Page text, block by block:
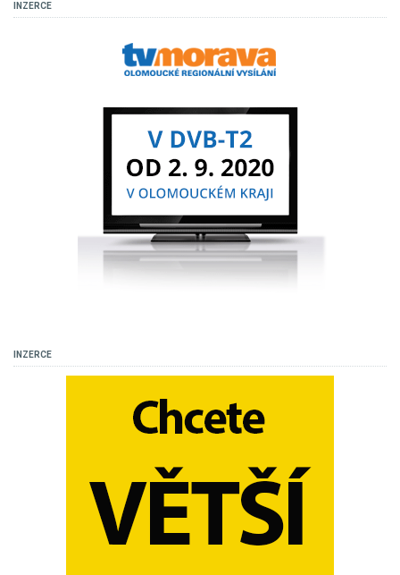
INZERCE
INZERCE